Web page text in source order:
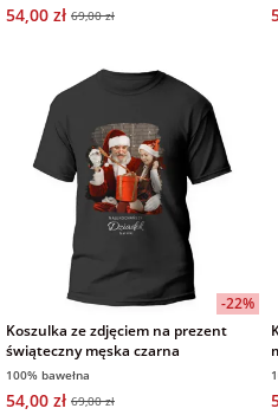
54,00 zł 69,00 zł
-22%
Koszulka ze zdjęciem na prezent
świąteczny męska czarna
100% bawełna
54,00 zł 69,00 zł